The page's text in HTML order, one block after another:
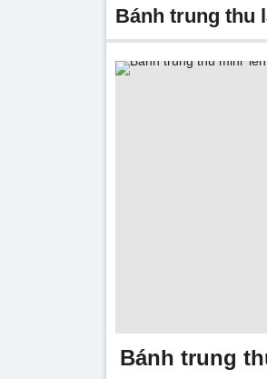
bánh trung thu
Bánh trung